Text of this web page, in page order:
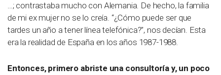
…; contrastaba mucho con Alemania. De hecho, la familia
de mi ex mujer no se lo creía. “¿Cómo puede ser que
tardes un año a tener línea telefónica?”, nos decían. Esta
era la realidad de España en los años 1987-1988.
Entonces, primero abriste una consultoría y, un poco